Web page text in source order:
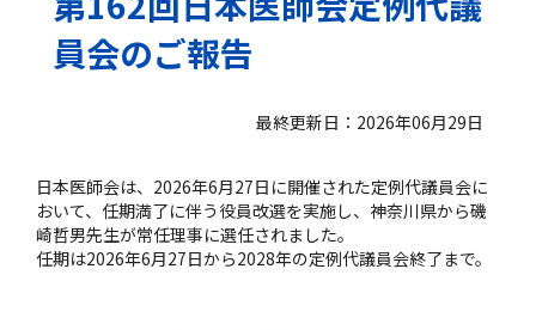
員会のご報告
最終更新日：2026年06月29日
日本医師会は、2026年6月27日に開催された定例代議員会に
おいて、任期満了に伴う役員改選を実施し、神奈川県から磯
崎哲男先生が常任理事に選任されました。
任期は2026年6月27日から2028年の定例代議員会終了まで。